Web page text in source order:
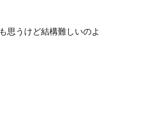
思うけど結構難しいのよ